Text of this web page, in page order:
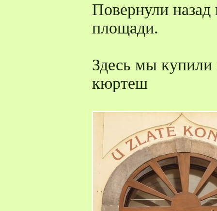
Повернули
площади.
Здесь мы купили
кюртеш